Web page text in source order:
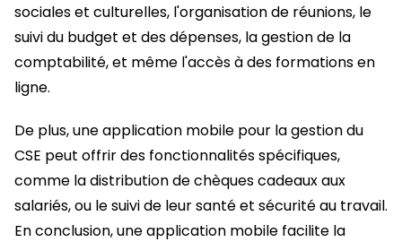
sociales et culturelles, l'organisation de réunions, le
suivi du budget et des dépenses, la gestion de la
comptabilité, et même l'accès à des formations en
ligne.
De plus, une application mobile pour la gestion du
CSE peut offrir des fonctionnalités spécifiques,
comme la distribution de chèques cadeaux aux
salariés, ou le suivi de leur santé et sécurité au travail.
En conclusion, une application mobile facilite la